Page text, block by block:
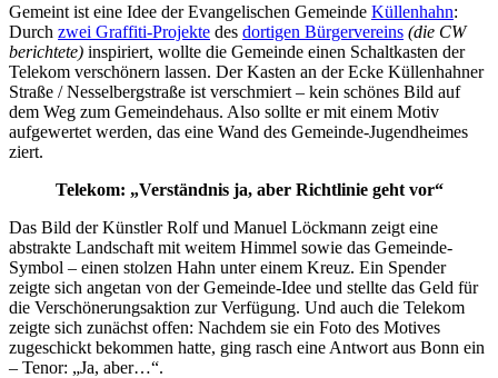
Gemeint ist eine Idee der Evangelischen Gemeinde Küllenhahn:
Durch zwei Graffiti-Projekte des dortigen Bürgervereins (die CW
berichtete) inspiriert, wollte die Gemeinde einen Schaltkasten der
Telekom verschönern lassen. Der Kasten an der Ecke Küllenhahner
Straße / Nesselbergstraße ist verschmiert – kein schönes Bild auf
dem Weg zum Gemeindehaus. Also sollte er mit einem Motiv
aufgewertet werden, das eine Wand des Gemeinde-Jugendheimes
ziert.
Telekom: „Verständnis ja, aber Richtlinie geht vor“
Das Bild der Künstler Rolf und Manuel Löckmann zeigt eine
abstrakte Landschaft mit weitem Himmel sowie das Gemeinde-
Symbol – einen stolzen Hahn unter einem Kreuz. Ein Spender
zeigte sich angetan von der Gemeinde-Idee und stellte das Geld für
die Verschönerungsaktion zur Verfügung. Und auch die Telekom
zeigte sich zunächst offen: Nachdem sie ein Foto des Motives
zugeschickt bekommen hatte, ging rasch eine Antwort aus Bonn ein
– Tenor: „Ja, aber…“.